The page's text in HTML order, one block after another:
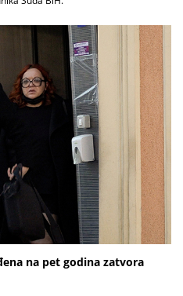
na pet godina zatvora